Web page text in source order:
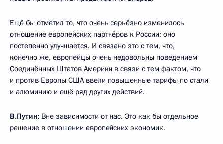
Ещё бы отметил то, что очень серьёзно изменилось
отношение европейских партнёров к России: оно
постепенно улучшается. И связано это с тем, что,
конечно же, европейцы очень недовольны поведением
Соединённых Штатов Америки в связи с тем фактом, что
и против Европы США ввели повышенные тарифы по стали
и алюминию и ещё ряд других действий.
В.Путин: Вне зависимости от нас. Это как бы отдельное
решение в отношении европейских экономик.